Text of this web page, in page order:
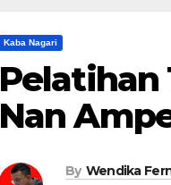
Kaba Nagari
Pelatihan
Nan
By Wendika